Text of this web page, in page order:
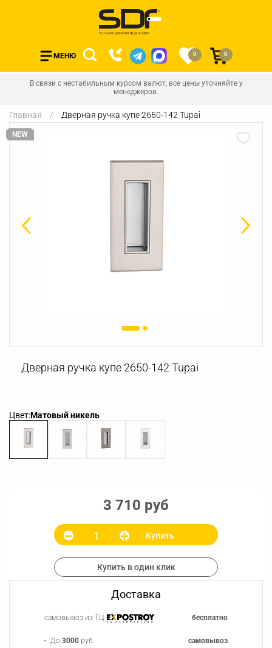
МЕНЮ 0 0
В связи с нестабильным курсом валют, все цены уточняйте у
менеджеров.
Главная Дверная ручка купе 2650-142 Tupai
NEW
Дверная ручка купе 2650-142 Tupai
Цвет:Матовый никель
3 710 руб
Купить
Купить в один клик
Доставка
самовывоз из ТЦ бесплатно
До3000 руб. самовывоз